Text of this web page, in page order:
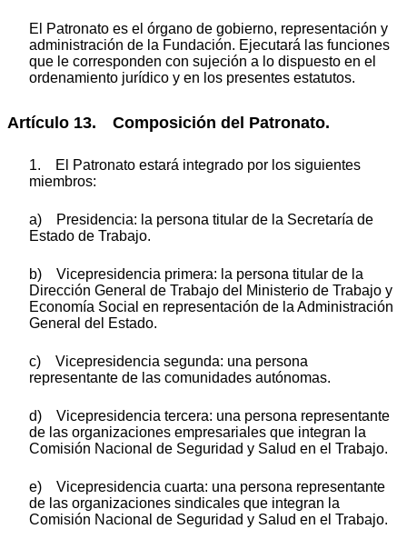
El Patronato es el órgano de gobierno, representación y
administración de la Fundación. Ejecutará las funciones
que le corresponden con sujeción a lo dispuesto en el
ordenamiento jurídico y en los presentes estatutos.
Artículo 13. Composición del Patronato.
1. El Patronato estará integrado por los siguientes
miembros:
a) Presidencia: la persona titular de la Secretaría de
Estado de Trabajo.
b) Vicepresidencia primera: la persona titular de la
Dirección General de Trabajo del Ministerio de Trabajo y
Economía Social en representación de la Administración
General del Estado.
c) Vicepresidencia segunda: una persona
representante de las comunidades autónomas.
d) Vicepresidencia tercera: una persona representante
de las organizaciones empresariales que integran la
Comisión Nacional de Seguridad y Salud en el Trabajo.
e) Vicepresidencia cuarta: una persona representante
de las organizaciones sindicales que integran la
Comisión Nacional de Seguridad y Salud en el Trabajo.